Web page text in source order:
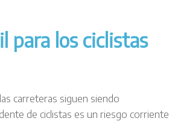
para los ciclistas
carreteras siguen siendo
de ciclistas es un riesgo corriente